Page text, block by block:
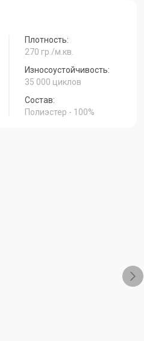
Плотность:
270 гр./м.кв.
Износоустойчивость:
35 000 циклов
Состав:
Полиэстер - 100%